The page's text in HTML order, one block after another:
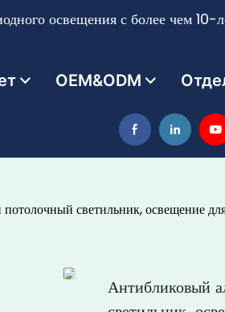
освещения с более чем 10-
OEM&ODM
светильник, освещение
Антибликовый